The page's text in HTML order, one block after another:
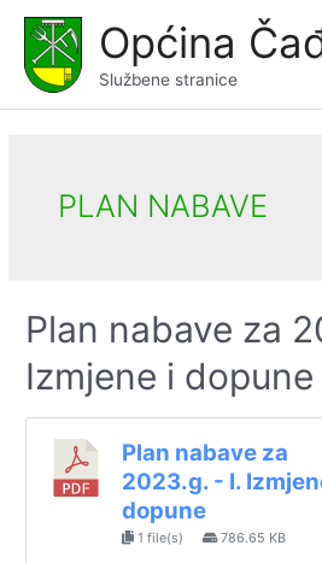
content
Općina
Službene stranice
PLAN NABAVE
Plan nabave za
Izmjene i dopune
Plan nabave za
2023.g. - I.
dopune
1 file(s) 786.65 KB